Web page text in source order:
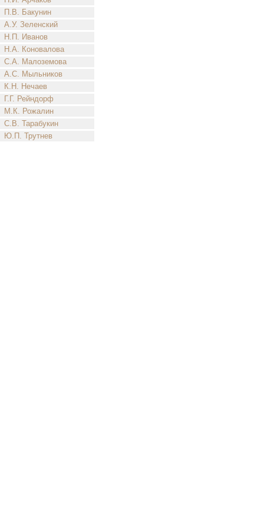
П.В. Бакунин
А.У. Зеленский
Н.П. Иванов
Н.А. Коновалова
С.А. Малоземова
А.С. Мыльников
К.Н. Нечаев
Г.Г. Рейндорф
М.К. Рожалин
С.В. Тарабукин
Ю.П. Трутнев